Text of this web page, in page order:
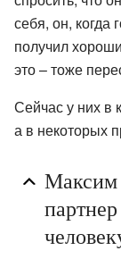
себя, он, когда
получил
это – тоже
Сейчас у них в
а в некоторых
Максим